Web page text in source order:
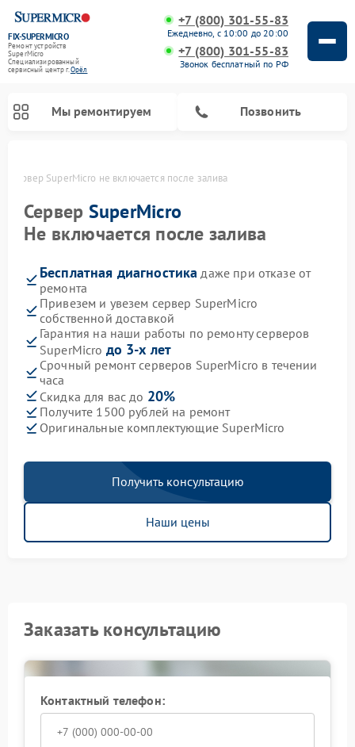
FIX-SUPERMICRO
Ремонт устройств
SuperMicro
Специализированный
cервисный центр г.Орёл
+7 (800) 301-55-83
Ежедневно, с 10:00 до 20:00
+7 (800) 301-55-83
Звонок бесплатный по РФ
Мы ремонтируем Позвонить
Сервер SuperMicro не включается после залива
Сервер SuperMicro
Не включается после залива
Бесплатная диагностика даже при отказе от
ремонта
Привезем и увезем сервер SuperMicro
собственной доставкой
Гарантия на наши работы по ремонту серверов
SuperMicro до 3-х лет
Срочный ремонт серверов SuperMicro в течении
часа
Скидка для вас до 20%
Получите 1500 рублей на ремонт
Оригинальные комплектующие SuperMicro
Получить консультацию
Наши цены
Заказать консультацию
Контактный телефон: